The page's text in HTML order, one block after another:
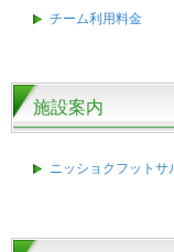
チーム利用料金
施設案内
ニッショクフットサ